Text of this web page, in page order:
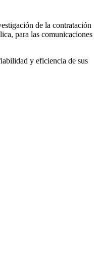
de la contratación
para las comunicaciones
y eficiencia de sus